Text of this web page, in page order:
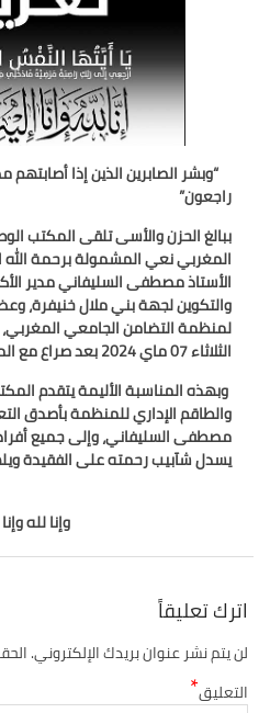
الأولى: المدرسة
الميدان – اليوم 24
“وبشر الصابرين الذين إذا أصابتهم
راجعون”
ببالغ الحزن والأسى تلقى المكتب
المغربي نعي المشمولة برحمة
الأستاذ مصطفى السليفاني مدير
والتكوين لجهة بني ملال خنيفرة،
لمنظمة التضامن الجامعي المغربي،
الثلاثاء 07 ماي 2024 بعد صراع مع المرض.
وبهذه المناسبة الأليمة يتقدم
والطاقم الإداري للمنظمة بأصدق
مصطفى السليفاني، وإلى جميع أفراد
يسدل شآبيب رحمته على الفقيدة
وإنا لله وإنا إليه
اترك تعليقاً
لن يتم نشر عنوان بريدك الإلكتروني.
التعليق*